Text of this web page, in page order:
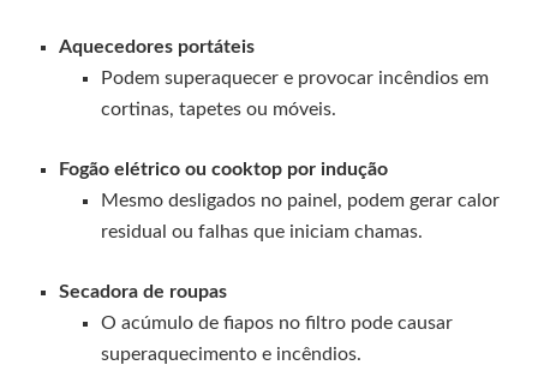
Aquecedores portáteis
Podem superaquecer e provocar incêndios em
cortinas, tapetes ou móveis.
Fogão elétrico ou cooktop por indução
Mesmo desligados no painel, podem gerar calor
residual ou falhas que iniciam chamas.
Secadora de roupas
O acúmulo de fiapos no filtro pode causar
superaquecimento e incêndios.